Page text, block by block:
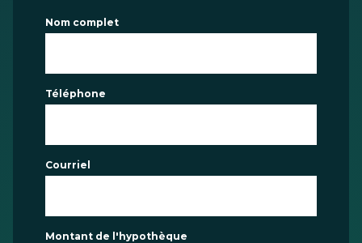
Nom complet
Téléphone
Courriel
Montant de l'hypothèque